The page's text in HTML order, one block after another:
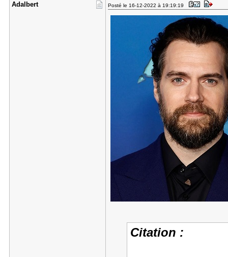
Adalbert Posté le 16-12-2022 à 19:19:19
Citation :